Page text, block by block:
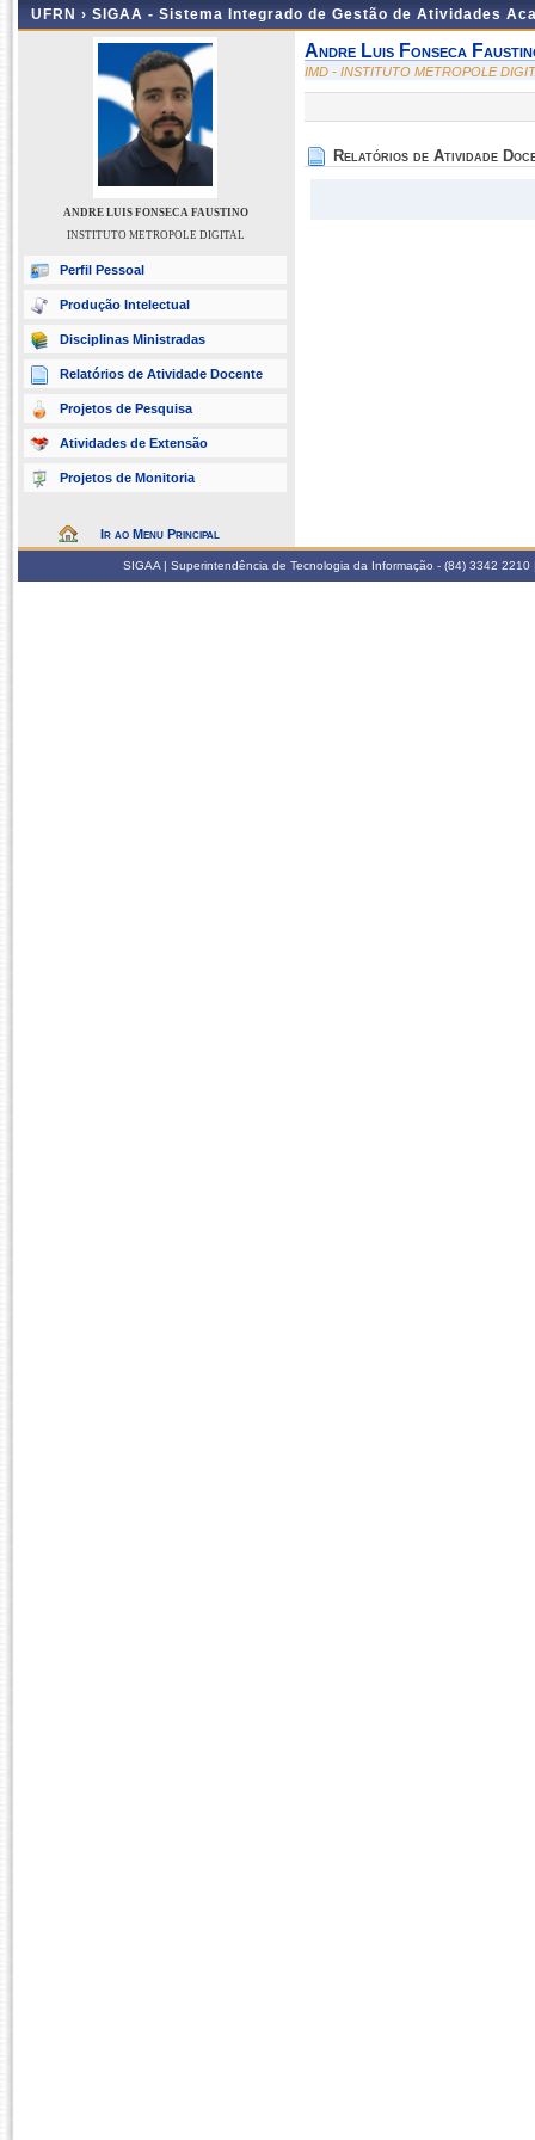
UFRN › SIGAA - Sistema Integrado de Gestão de Atividades
ANDRE LUIS FONSECA FAUSTINO
INSTITUTO METROPOLE DIGITAL
Perfil Pessoal
Produção Intelectual
Disciplinas Ministradas
Relatórios de Atividade Docente
Projetos de Pesquisa
Atividades de Extensão
Projetos de Monitoria
Ir ao Menu Principal
Andre Luis Fonseca
IMD - INSTITUTO METROPOLE
Relatórios de Atividade
SIGAA | Superintendência de Tecnologia da Informação - (84) 3342